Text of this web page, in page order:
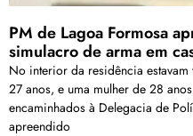
PM de Lagoa Formosa
simulacro de arma em
No interior da residência
27 anos, e uma mulher de 28
encaminhados à Delegacia de
apreendido